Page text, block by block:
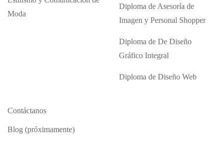
Moda
Diploma de Asesoría de
Imagen y Personal Shopper
Diploma de De Diseño
Gráfico Integral
Diploma de Diseño Web
Contáctanos
Blog (próximamente)